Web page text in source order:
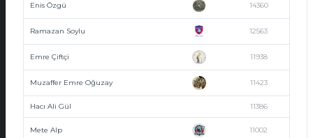
Enis Özgü 14360
Ramazan Soylu 12563
Emre Çiftçi 11938
Muzaffer Emre Oğuzay 11423
Hacı Ali Gül 11386
Mete Alp 11002